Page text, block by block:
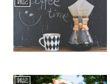
雑記
雑記